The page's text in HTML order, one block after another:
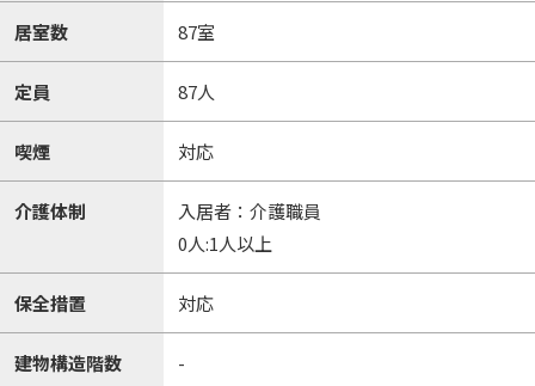
居室数 87室
定員 87人
喫煙 対応
介護体制
入居者：介護職員
0人:1人以上
保全措置 対応
建物構造階数 -